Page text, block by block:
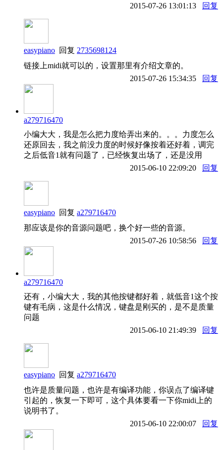
2015-07-26 13:01:13
回复
easypiano 回复 2735698124
链接上midi就可以的，设置那里有介绍文章的。
2015-07-26 15:34:35
回复
a279716470
小编大大，我是怎么把力度给弄出来的。。。力度怎么
还原回去，我之前没力度的时候好像按着还好着，调完
之后低音1就有问题了，已经恢复出场了，还是没用
2015-06-10 22:09:20
回复
easypiano 回复 a279716470
那应该是你的音源问题吧，换个好一些的音源。
2015-07-26 10:58:56
回复
a279716470
还有，小编大大，我的其他按键都好着，就低音1这个按
键有毛病，这是什么情况，键盘是刚买的，是不是质量
问题
2015-06-10 21:49:39
回复
easypiano 回复 a279716470
也许是质量问题，也许是有编译功能，你误点了编译键
引起的，恢复一下即可，这个具体要看一下你midi上的
说明书了。
2015-06-10 22:00:07
回复